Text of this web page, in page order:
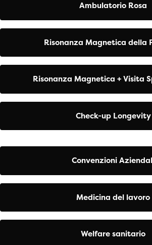
Ambulatorio Rosa
Risonanza Magnetica della
Risonanza Magnetica + Visita
Check-up Longevity
Convenzioni
Medicina del lavoro
Welfare sanitario